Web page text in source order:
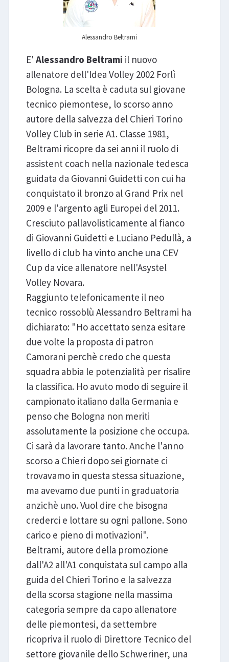
Alessandro Beltrami
E' Alessandro Beltrami il nuovo
allenatore dell'Idea Volley 2002 Forlì
Bologna. La scelta è caduta sul giovane
tecnico piemontese, lo scorso anno
autore della salvezza del Chieri Torino
Volley Club in serie A1. Classe 1981,
Beltrami ricopre da sei anni il ruolo di
assistent coach nella nazionale tedesca
guidata da Giovanni Guidetti con cui ha
conquistato il bronzo al Grand Prix nel
2009 e l'argento agli Europei del 2011.
Cresciuto pallavolisticamente al fianco
di Giovanni Guidetti e Luciano Pedullà, a
livello di club ha vinto anche una CEV
Cup da vice allenatore nell'Asystel
Volley Novara.
Raggiunto telefonicamente il neo
tecnico rossoblù Alessandro Beltrami ha
dichiarato: "Ho accettato senza esitare
due volte la proposta di patron
Camorani perchè credo che questa
squadra abbia le potenzialità per risalire
la classifica. Ho avuto modo di seguire il
campionato italiano dalla Germania e
penso che Bologna non meriti
assolutamente la posizione che occupa.
Ci sarà da lavorare tanto. Anche l'anno
scorso a Chieri dopo sei giornate ci
trovavamo in questa stessa situazione,
ma avevamo due punti in graduatoria
anzichè uno. Vuol dire che bisogna
crederci e lottare su ogni pallone. Sono
carico e pieno di motivazioni".
Beltrami, autore della promozione
dall'A2 all'A1 conquistata sul campo alla
guida del Chieri Torino e la salvezza
della scorsa stagione nella massima
categoria sempre da capo allenatore
delle piemontesi, da settembre
ricopriva il ruolo di Direttore Tecnico del
settore giovanile dello Schweriner, una